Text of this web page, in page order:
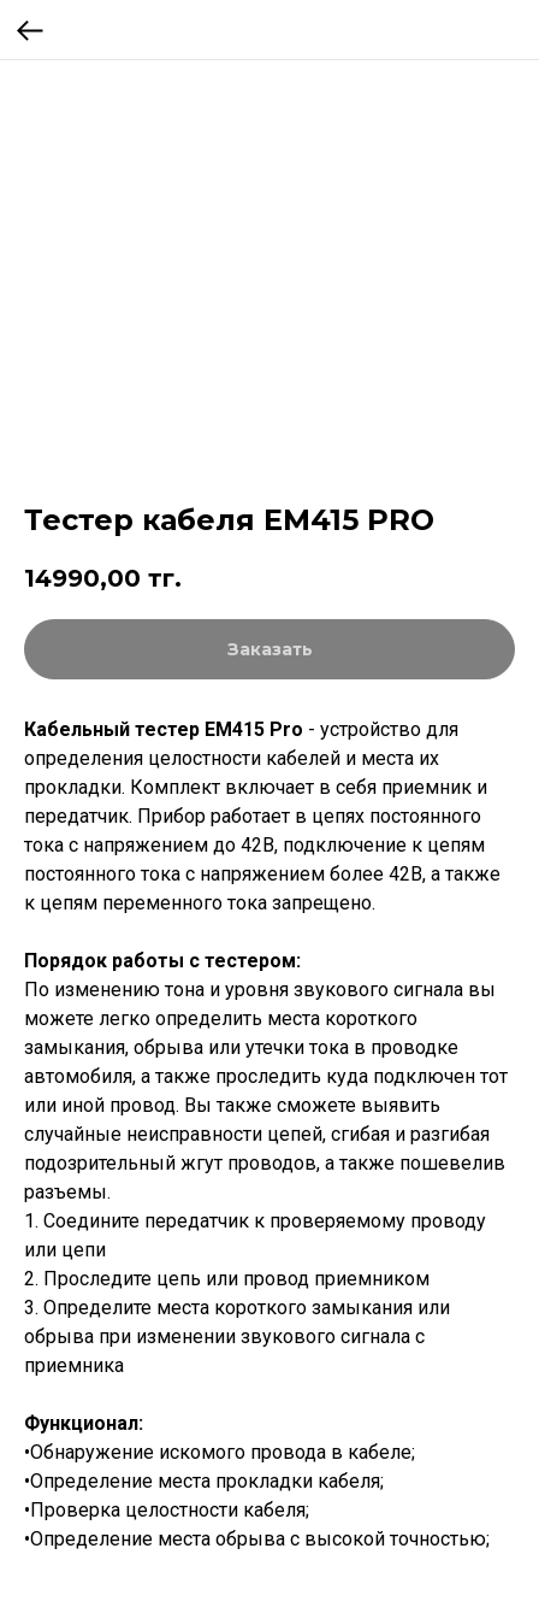
Тестер кабеля EM415 PRO
14990,00 тг.
Заказать
Кабельный тестер EM415 Pro - устройство для
определения целостности кабелей и места их
прокладки. Комплект включает в себя приемник и
передатчик. Прибор работает в цепях постоянного
тока с напряжением до 42В, подключение к цепям
постоянного тока с напряжением более 42В, а также
к цепям переменного тока запрещено.
Порядок работы с тестером:
По изменению тона и уровня звукового сигнала вы
можете легко определить места короткого
замыкания, обрыва или утечки тока в проводке
автомобиля, а также проследить куда подключен тот
или иной провод. Вы также сможете выявить
случайные неисправности цепей, сгибая и разгибая
подозрительный жгут проводов, а также пошевелив
разъемы.
1. Соедините передатчик к проверяемому проводу
или цепи
2. Проследите цепь или провод приемником
3. Определите места короткого замыкания или
обрыва при изменении звукового сигнала с
приемника
Функционал:
•Обнаружение искомого провода в кабеле;
•Определение места прокладки кабеля;
•Проверка целостности кабеля;
•Определение места обрыва с высокой точностью;